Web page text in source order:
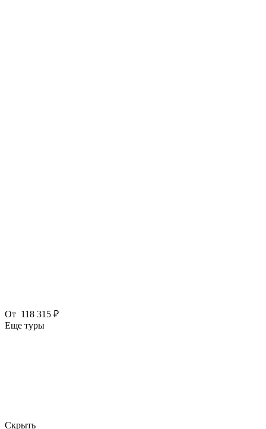
От 118 315 ₽
Еще туры
Скрыть